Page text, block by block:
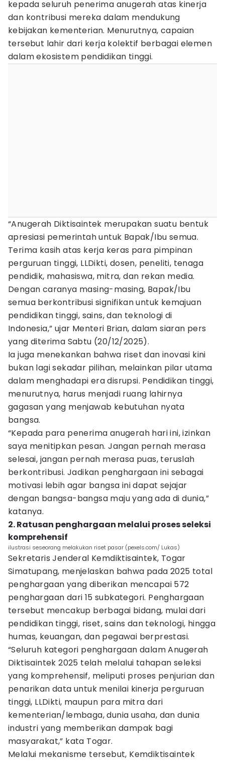
kepada seluruh penerima anugerah atas kinerja
dan kontribusi mereka dalam mendukung
kebijakan kementerian. Menurutnya, capaian
tersebut lahir dari kerja kolektif berbagai elemen
dalam ekosistem pendidikan tinggi.
“Anugerah Diktisaintek merupakan suatu bentuk
apresiasi pemerintah untuk Bapak/Ibu semua.
Terima kasih atas kerja keras para pimpinan
perguruan tinggi, LLDikti, dosen, peneliti, tenaga
pendidik, mahasiswa, mitra, dan rekan media.
Dengan caranya masing-masing, Bapak/Ibu
semua berkontribusi signifikan untuk kemajuan
pendidikan tinggi, sains, dan teknologi di
Indonesia,” ujar Menteri Brian, dalam siaran pers
yang diterima Sabtu (20/12/2025).
Ia juga menekankan bahwa riset dan inovasi kini
bukan lagi sekadar pilihan, melainkan pilar utama
dalam menghadapi era disrupsi. Pendidikan tinggi,
menurutnya, harus menjadi ruang lahirnya
gagasan yang menjawab kebutuhan nyata
bangsa.
“Kepada para penerima anugerah hari ini, izinkan
saya menitipkan pesan. Jangan pernah merasa
selesai, jangan pernah merasa puas, teruslah
berkontribusi. Jadikan penghargaan ini sebagai
motivasi lebih agar bangsa ini dapat sejajar
dengan bangsa-bangsa maju yang ada di dunia,”
katanya.
2. Ratusan penghargaan melalui proses seleksi
komprehensif
ilustrasi seseorang melakukan riset pasar (pexels.com/ Lukas)
Sekretaris Jenderal Kemdiktisaintek, Togar
Simatupang, menjelaskan bahwa pada 2025 total
penghargaan yang diberikan mencapai 572
penghargaan dari 15 subkategori. Penghargaan
tersebut mencakup berbagai bidang, mulai dari
pendidikan tinggi, riset, sains dan teknologi, hingga
humas, keuangan, dan pegawai berprestasi.
“Seluruh kategori penghargaan dalam Anugerah
Diktisaintek 2025 telah melalui tahapan seleksi
yang komprehensif, meliputi proses penjurian dan
penarikan data untuk menilai kinerja perguruan
tinggi, LLDikti, maupun para mitra dari
kementerian/lembaga, dunia usaha, dan dunia
industri yang memberikan dampak bagi
masyarakat,” kata Togar.
Melalui mekanisme tersebut, Kemdiktisaintek